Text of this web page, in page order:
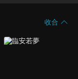
收合